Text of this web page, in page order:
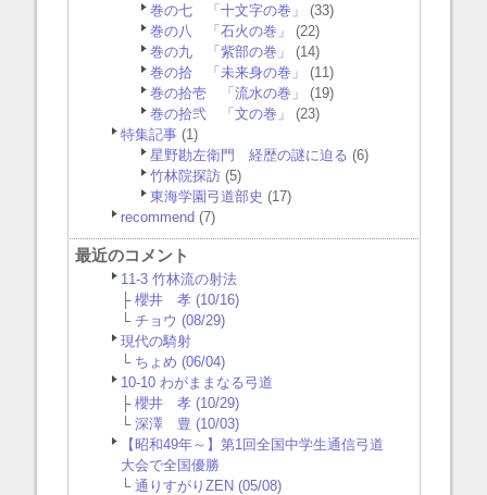
巻の七 「十文字の巻」
(33)
巻の八 「石火の巻」
(22)
巻の九 「紫部の巻」
(14)
巻の拾 「未来身の巻」
(11)
巻の拾壱 「流水の巻」
(19)
巻の拾弐 「文の巻」
(23)
特集記事(1)
星野勘左衛門 経歴の謎に迫る (6)
竹林院探訪(5)
東海学園弓道部史 (17)
recommend (7)
最近のコメント
11-3 竹林流の射法
├ 櫻井 孝 (10/16)
└ チョウ (08/29)
現代の騎射
└ ちょめ (06/04)
10-10 わがままなる弓道
├ 櫻井 孝 (10/29)
└ 深澤 豊 (10/03)
【昭和49年～】第1回全国中学生通信弓道
大会で全国優勝
└ 通りすがりZEN (05/08)